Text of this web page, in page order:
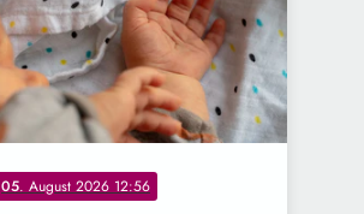
05. August 2026 12:56